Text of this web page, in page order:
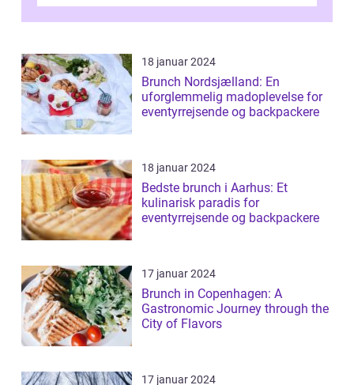
18 januar 2024
Brunch Nordsjælland: En
uforglemmelig madoplevelse for
eventyrrejsende og backpackere
18 januar 2024
Bedste brunch i Aarhus: Et
kulinarisk paradis for
eventyrrejsende og backpackere
17 januar 2024
Brunch in Copenhagen: A
Gastronomic Journey through the
City of Flavors
17 januar 2024